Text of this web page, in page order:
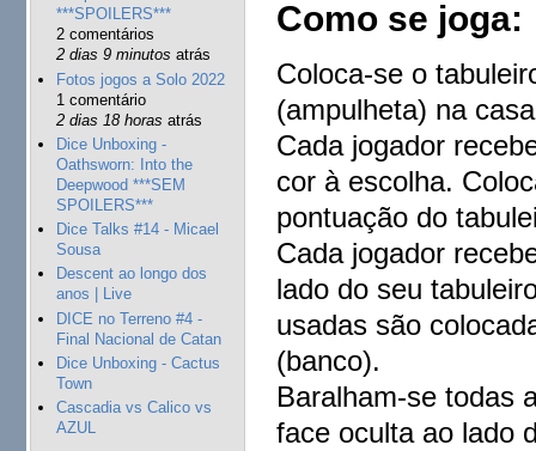
***SPOILERS***
2 comentários
2 dias 9 minutos atrás
Fotos jogos a Solo 2022
1 comentário
2 dias 18 horas atrás
Dice Unboxing -
Oathsworn: Into the
Deepwood ***SEM
SPOILERS***
Dice Talks #14 - Micael
Sousa
Descent ao longo dos
anos | Live
DICE no Terreno #4 -
Final Nacional de Catan
Dice Unboxing - Cactus
Town
Cascadia vs Calico vs
AZUL
Como se joga:
Coloca-se o
(ampulheta) na
Cada jogador
cor à escolha.
pontuação do
Cada jogador
lado do seu
usadas são
(banco).
Baralham-se todas
face oculta ao lado